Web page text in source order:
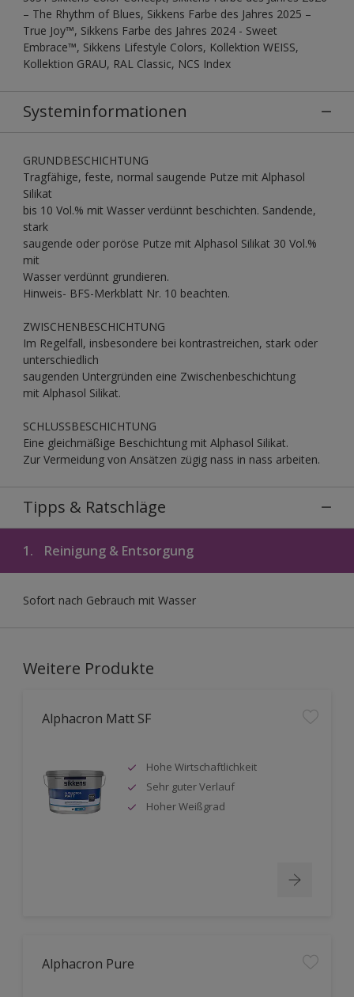
– The Rhythm of Blues, Sikkens Farbe des Jahres 2025 –
True Joy™, Sikkens Farbe des Jahres 2024 - Sweet
Embrace™, Sikkens Lifestyle Colors, Kollektion WEISS,
Kollektion GRAU, RAL Classic, NCS Index
Systeminformationen
GRUNDBESCHICHTUNG
Tragfähige, feste, normal saugende Putze mit Alphasol
Silikat
bis 10 Vol.% mit Wasser verdünnt beschichten. Sandende,
stark
saugende oder poröse Putze mit Alphasol Silikat 30 Vol.%
mit
Wasser verdünnt grundieren.
Hinweis- BFS-Merkblatt Nr. 10 beachten.
ZWISCHENBESCHICHTUNG
Im Regelfall, insbesondere bei kontrastreichen, stark oder
unterschiedlich
saugenden Untergründen eine Zwischenbeschichtung
mit Alphasol Silikat.
SCHLUSSBESCHICHTUNG
Eine gleichmäßige Beschichtung mit Alphasol Silikat.
Zur Vermeidung von Ansätzen zügig nass in nass arbeiten.
Tipps & Ratschläge
1. Reinigung & Entsorgung
Sofort nach Gebrauch mit Wasser
Weitere Produkte
Alphacron Matt SF
Hohe Wirtschaftlichkeit
Sehr guter Verlauf
Hoher Weißgrad
Alphacron Pure